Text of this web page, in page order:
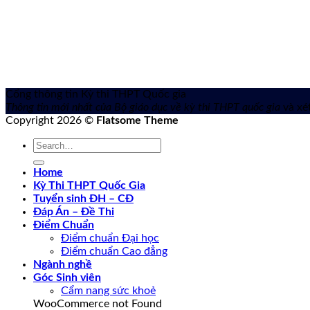
Cổng thông tin Kỳ thi THPT Quốc gia
Thông tin mới nhất của Bộ giáo dục về kỳ thi THPT quốc gia và
Copyright 2026 © Flatsome Theme
Home
Kỳ Thi THPT Quốc Gia
Tuyển sinh ĐH – CĐ
Đáp Án – Đề Thi
Điểm Chuẩn
Điểm chuẩn Đại học
Điểm chuẩn Cao đẳng
Ngành nghề
Góc Sinh viên
Cẩm nang sức khoẻ
WooCommerce not Found